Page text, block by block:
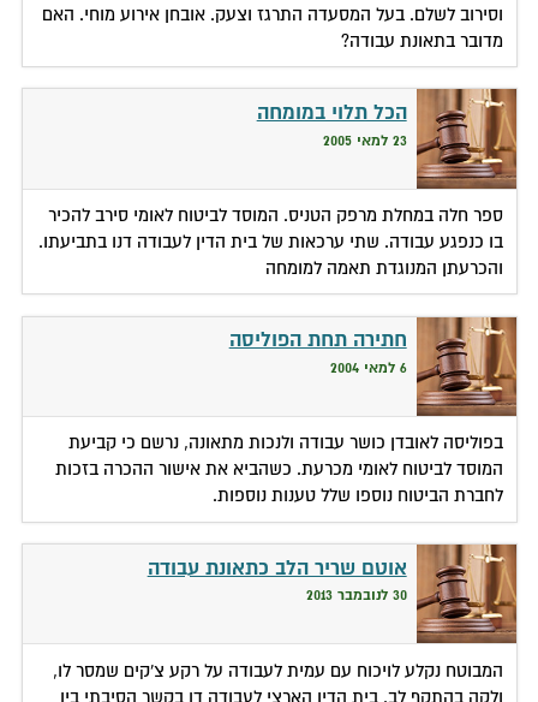
וסירוב לשלם. בעל המסעדה התרגז וצעק. אובחן אירוע מוחי. האם
מדובר בתאונת עבודה?
הכל תלוי במומחה
23 למאי 2005
ספר חלה במחלת מרפק הטניס. המוסד לביטוח לאומי סירב להכיר
בו כנפגע עבודה. שתי ערכאות של בית הדין לעבודה דנו בתביעתו.
והכרעתן המנוגדת תאמה למומחה
חתירה תחת הפוליסה
6 למאי 2004
בפוליסה לאובדן כושר עבודה ולנכות מתאונה, נרשם כי קביעת
המוסד לביטוח לאומי מכרעת. כשהביא את אישור ההכרה בזכות
לחברת הביטוח נוספו שלל טענות נוספות.
אוטם שריר הלב כתאונת עבודה
30 לנובמבר 2013
המבוטח נקלע לויכוח עם עמית לעבודה על רקע צ'קים שמסר לו,
ולקה בהתקף לב. בית הדין הארצי לעבודה דן בקשר הסיבתי בין